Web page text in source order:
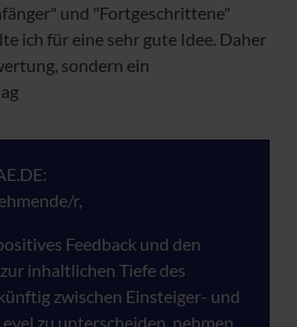
und "Fortgeschrittene"
ich für eine sehr gute Idee. Daher
sondern ein
r,
Feedback und den
inhaltlichen Tiefe des
zwischen Einsteiger- und
zu unterscheiden, nehmen